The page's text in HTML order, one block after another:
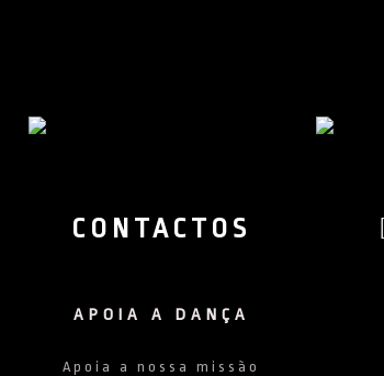
CONTACTOS
APOIA A DANÇA
Apoia a nossa missão